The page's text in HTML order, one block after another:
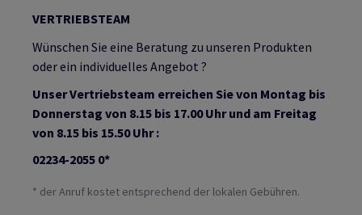
VERTRIEBSTEAM
Wünschen Sie eine Beratung zu unseren Produkten
oder ein individuelles Angebot ?
Unser Vertriebsteam erreichen Sie von Montag bis
Donnerstag von 8.15 bis 17.00 Uhr und am Freitag
von 8.15 bis 15.50 Uhr :
02234-2055 0*
* der Anruf kostet entsprechend der lokalen Gebühren.